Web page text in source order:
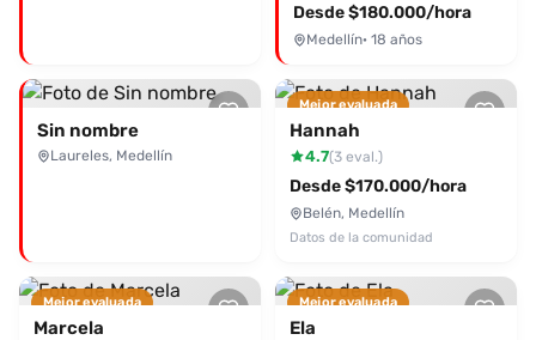
Desde $180.000/hora
Medellín· 18 años
Sin nombre
Laureles, Medellín
Mejor evaluada
Hannah
4.7(3 eval.)
Desde $170.000/hora
Belén, Medellín
Datos de la comunidad
Mejor evaluada
Marcela
Mejor evaluada
Ela